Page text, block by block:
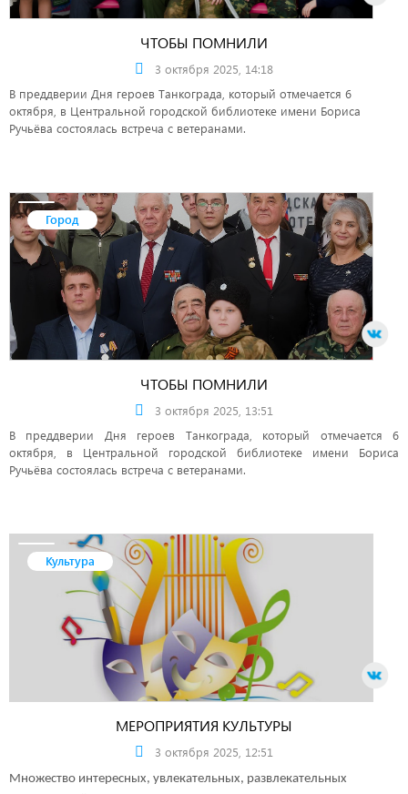
ЧТОБЫ ПОМНИЛИ
3 октября 2025, 14:18
В преддверии Дня героев Танкограда, который отмечается 6
октября, в Центральной городской библиотеке имени Бориса
Ручьёва состоялась встреча с ветеранами.
Город
ЧТОБЫ ПОМНИЛИ
3 октября 2025, 13:51
В преддверии Дня героев Танкограда, который отмечается 6
октября, в Центральной городской библиотеке имени Бориса
Ручьёва состоялась встреча с ветеранами.
Культура
МЕРОПРИЯТИЯ КУЛЬТУРЫ
3 октября 2025, 12:51
Множество интересных, увлекательных, развлекательных